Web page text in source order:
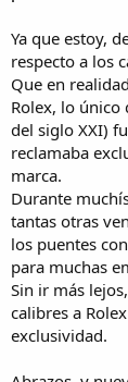
Ya que estoy,
respecto a los
Que en
Rolex, lo único
del siglo XXI)
reclamaba
marca.
Durante
tantas otras
los puentes
para muchas
Sin ir más
calibres a
exclusividad.